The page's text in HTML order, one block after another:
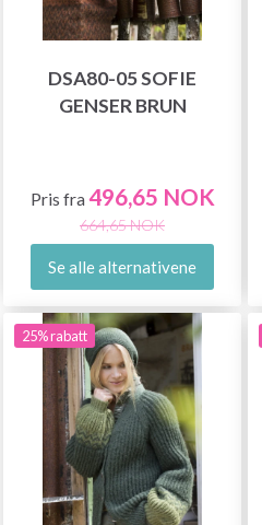
DSA80-05 SOFIE
GENSER BRUN
Pris fra496,65 NOK
664,65 NOK
Se alle alternativene
25% rabatt